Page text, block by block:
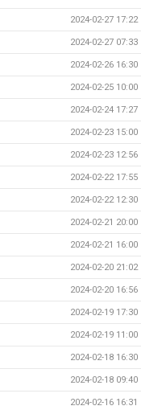
2024-02-27 17:22
2024-02-27 07:33
2024-02-26 16:30
2024-02-25 10:00
2024-02-24 17:27
2024-02-23 15:00
2024-02-23 12:56
2024-02-22 17:55
2024-02-22 12:30
2024-02-21 20:00
2024-02-21 16:00
2024-02-20 21:02
2024-02-20 16:56
2024-02-19 17:30
2024-02-19 11:00
2024-02-18 16:30
2024-02-18 09:40
2024-02-16 16:31